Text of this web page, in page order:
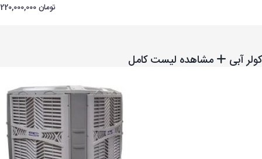
220,000,000 تومان
کولر آبی مشاهده لیست کامل